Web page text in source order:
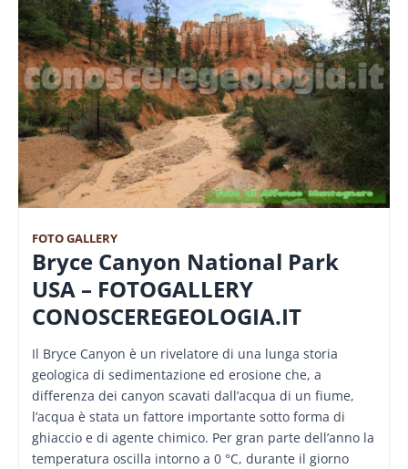
FOTO GALLERY
Bryce Canyon National Park
USA – FOTOGALLERY
CONOSCEREGEOLOGIA.IT
Il Bryce Canyon è un rivelatore di una lunga storia
geologica di sedimentazione ed erosione che, a
differenza dei canyon scavati dall’acqua di un fiume,
l’acqua è stata un fattore importante sotto forma di
ghiaccio e di agente chimico. Per gran parte dell’anno la
temperatura oscilla intorno a 0 °C, durante il giorno